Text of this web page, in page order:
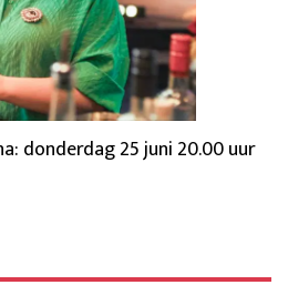
donderdag 25 juni 20.00 uur